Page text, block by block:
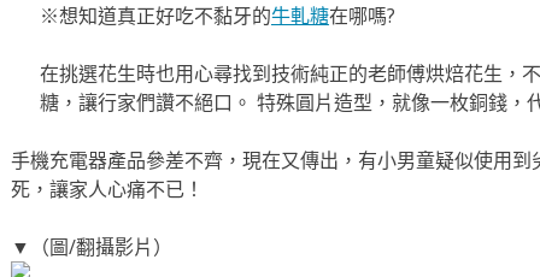
※想知道真正好吃不黏牙的牛軋糖在哪嗎?
在挑選花生時也用心尋找到技術純正的老師傅烘焙花生，
糖，讓行家們讚不絕口。 特殊圓片造型，就像一枚銅錢，
手機充電器產品參差不齊，現在又傳出，有小男童疑似使用
死，讓家人心痛不已！
▼（圖/翻攝影片）